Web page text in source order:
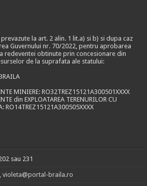
la art. 2 alin. 1 lit.a) si b) si dupa caz
Guvernului nr. 70/2022, pentru aprobarea
redeventei obtinute prin concesionare din
de la suprafata ale statului:
MINIERE: RO32TREZ15121A300501XXXX
din EXPLOATAREA TERENURILOR CU
RO14TREZ15121A300505XXXX
sau 231
,violeta@portal-braila.ro